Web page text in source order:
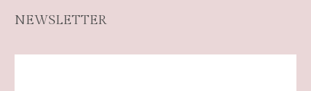
NEWSLETTER